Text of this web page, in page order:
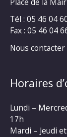
Tél : 05 46 04
Fax : 05 46 04
Nous contacter
Horaires
Lundi –
17h
Mardi – Jeudi